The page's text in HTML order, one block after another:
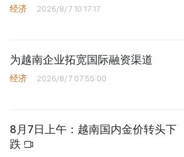
经济 2026/8/7 10:17:17
为越南企业拓宽国际融资渠道
经济 2026/8/7 07:55:00
8月7日上午：越南国内金价转头下
跌